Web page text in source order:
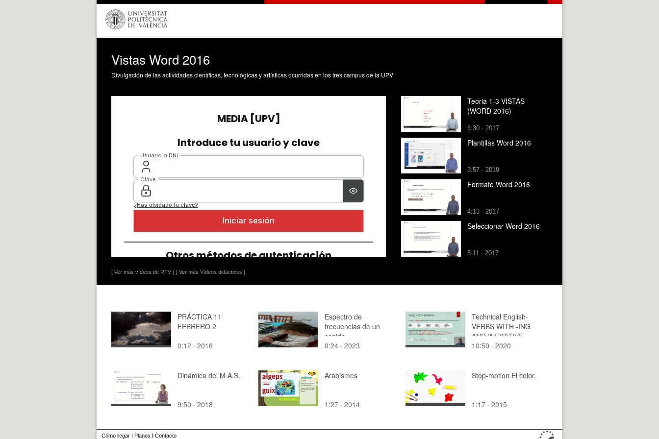
Vistas Word 2016
Divulgación de las actividades científicas, tecnológicas y artísticas ocurridas en los tres campus de la UPV
[ Ver más vídeos de RTV ] [ Ver más Vídeos didácticos ]
Teoria 1-3 VISTAS
(WORD 2016)
6:30 · 2017
Plantillas Word 2016
3:57 · 2019
Formato Word 2016
4:13 · 2017
Seleccionar Word 2016
5:11 · 2017
PRÁCTICA 11
FEBRERO 2
0:12 · 2016
Espectro de
frecuencias de un
sonido
0:24 · 2023
Technical English-
VERBS WITH -ING
AND INFINITIVE
10:50 · 2020
Dinámica del M.A.S.
9:50 · 2018
Arabismes
1:27 · 2014
Stop-motion El color.
1:17 · 2015
Cómo llegar I Planos I Contacto